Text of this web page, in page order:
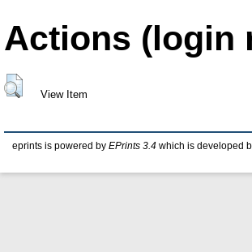
Actions (login
View Item
eprints is powered by EPrints 3.4 which is developed